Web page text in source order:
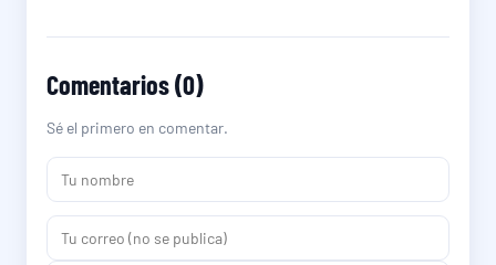
Comentarios (0)
Sé el primero en comentar.